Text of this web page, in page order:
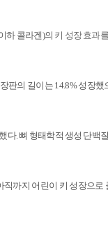
하 콜라겐)의 키 성장 효과
판의 길이는14.8%성장했
다.뼈 형태학적 생성 단백
직까지 어린이 키 성장으로